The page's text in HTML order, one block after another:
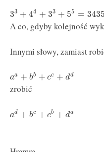
33 + 44 + 33 + 55 = 3435
A co, gdyby kolejność
Innymi słowy, zamiast
aa + bb + cc + dd
zrobić
ad + bc + cb + da